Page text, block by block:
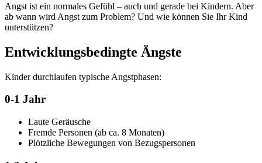
Angst ist ein normales Gefühl – auch und gerade bei Kindern. Aber
ab wann wird Angst zum Problem? Und wie können Sie Ihr Kind
unterstützen?
Entwicklungsbedingte Ängste
Kinder durchlaufen typische Angstphasen:
0-1 Jahr
Laute Geräusche
Fremde Personen (ab ca. 8 Monaten)
Plötzliche Bewegungen von Bezugspersonen